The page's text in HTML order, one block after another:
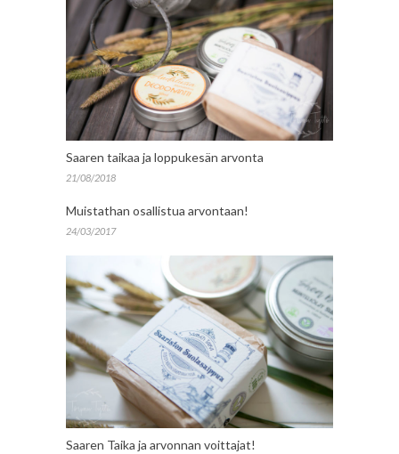
Saaren taikaa ja loppukesän arvonta
21/08/2018
Muistathan osallistua arvontaan!
24/03/2017
Saaren Taika ja arvonnan voittajat!